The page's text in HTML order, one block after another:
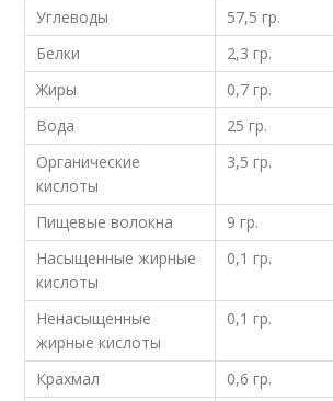
Углеводы
57,5 гр.
Белки
2,3 гр.
Жиры
0,7 гр.
Вода
25 гр.
Органические
кислоты
3,5 гр.
Пищевые волокна
9 гр.
Насыщенные жирные
кислоты
0,1 гр.
Ненасыщенные
жирные кислоты
0,1 гр.
Крахмал
0,6 гр.